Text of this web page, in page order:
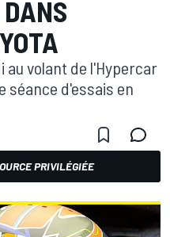
au volant de l'Hypercar
séance d'essais en
PRIVILÉGIÉE